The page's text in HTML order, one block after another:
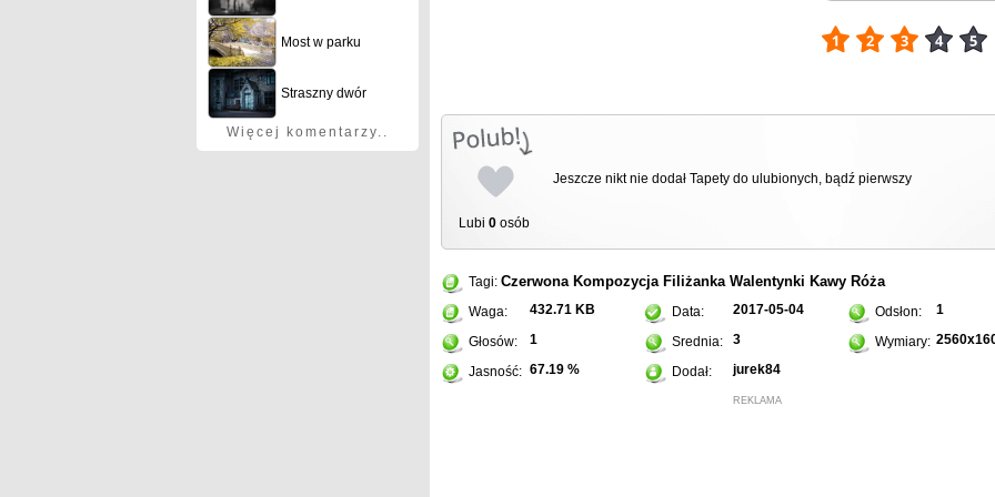
Most w parku
Straszny dwór
Więcej komentarzy..
Lubi 0 osób
Jeszcze nikt nie dodał Tapety do ulubionych, bądź pierwszy
Tagi: Czerwona Kompozycja Filiżanka Walentynki Kawy Róża
Waga: 432.71 KB Data: 2017-05-04 Odsłon: 1
Głosów: 1 Srednia: 3 Wymiary:
Jasność: 67.19 % Dodał: jurek84
REKLAMA